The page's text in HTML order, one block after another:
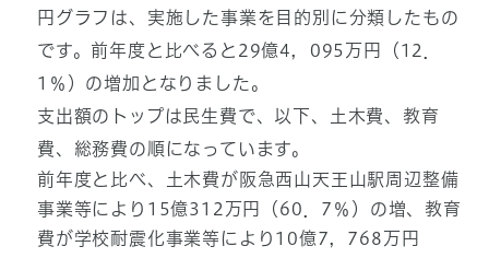
円グラフは、実施した事業を目的別に分類したもの
です。前年度と比べると29億4，095万円（12．
1％）の増加となりました。
支出額のトップは民生費で、以下、土木費、教育
費、総務費の順になっています。
前年度と比べ、土木費が阪急西山天王山駅周辺整備
事業等により15億312万円（60．7％）の増、教育
費が学校耐震化事業等により10億7，768万円